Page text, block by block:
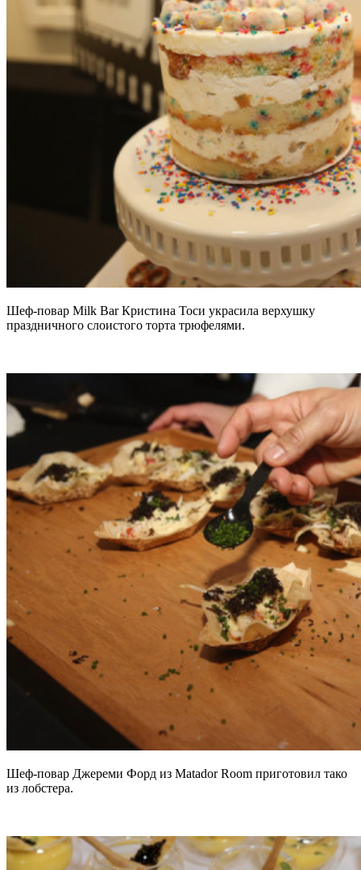
Шеф-повар Milk Bar Кристина Тоси украсила верхушку
праздничного слоистого торта трюфелями.
Шеф-повар Джереми Форд из Matador Room приготовил тако
из лобстера.